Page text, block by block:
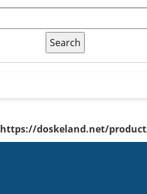
https://doskeland.net/